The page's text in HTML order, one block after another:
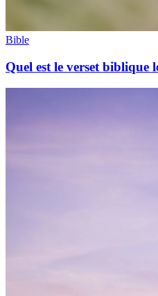
Bible
Quel est le verset biblique